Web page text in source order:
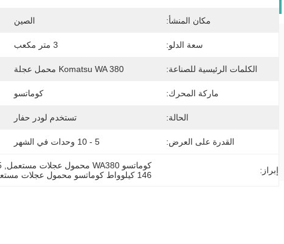
مكان المنشأ: الصين
سعة الدلو: 3 متر مكعب
الكلمات الرئيسية للصناعة: Komatsu WA 380 محمل عجلة
ماركة المحرك: كوماتسو
الحالة: تستخدم لودر حفار
القدرة على العرض: 5 - 10 وحدات في الشهر
إبراز: كوماتسو WA380 محمول عجلات مستعمل , 5 طن
146 كيلوواط كوماتسو محمول عجلات مستعملة